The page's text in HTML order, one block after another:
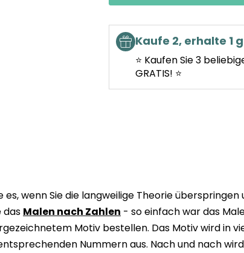
Kaufe 2, erhalte 1
⭐ Kaufen Sie 3
GRATIS! ⭐
wenn Sie die langweilige Theorie überspringen
das Malen nach Zahlen - so einfach war das
Motiv bestellen. Das Motiv wird in
Nummern aus. Nach und nach